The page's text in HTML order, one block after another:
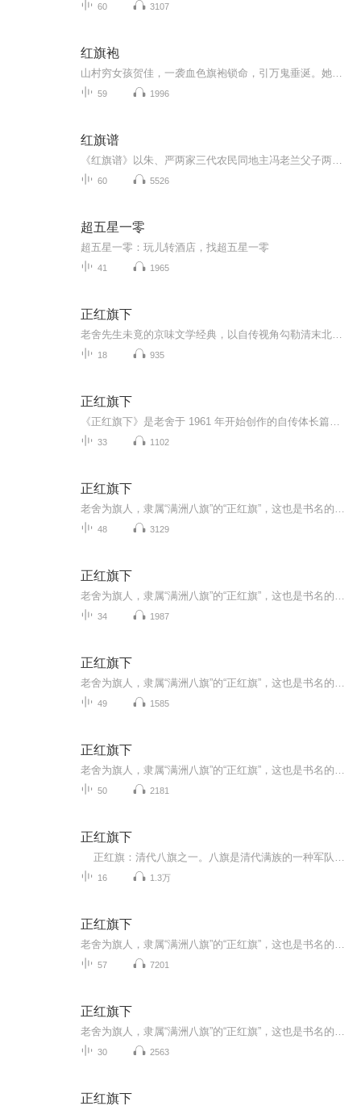
60 3107
红旗袍
59 1996
红旗谱
60 5526
超五星一零
超五星一零：玩儿转酒店，找超五星一零
41 1965
正红旗下
18 935
正红旗下
33 1102
正红旗下
48 3129
正红旗下
34 1987
正红旗下
49 1585
正红旗下
50 2181
正红旗下
16 1.3万
正红旗下
57 7201
正红旗下
30 2563
正红旗下